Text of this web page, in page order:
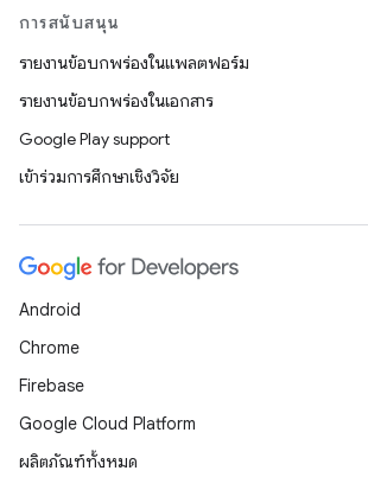
การสนับสนุน
รายงานข้อบกพร่องในแพลตฟอร์ม
รายงานข้อบกพร่องในเอกสาร
Google Play support
เข้าร่วมการศึกษาเชิงวิจัย
Android
Chrome
Firebase
Google Cloud Platform
ผลิตภัณฑ์ทั้งหมด